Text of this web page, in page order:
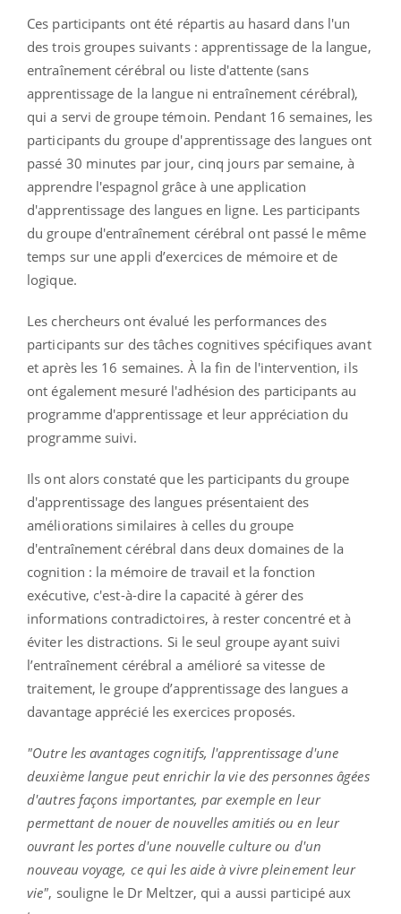
Ces participants ont été répartis au hasard dans l'un
des trois groupes suivants : apprentissage de la langue,
entraînement cérébral ou liste d'attente (sans
apprentissage de la langue ni entraînement cérébral),
qui a servi de groupe témoin. Pendant 16 semaines, les
participants du groupe d'apprentissage des langues ont
passé 30 minutes par jour, cinq jours par semaine, à
apprendre l'espagnol grâce à une application
d'apprentissage des langues en ligne. Les participants
du groupe d'entraînement cérébral ont passé le même
temps sur une appli d’exercices de mémoire et de
logique.
Les chercheurs ont évalué les performances des
participants sur des tâches cognitives spécifiques avant
et après les 16 semaines. À la fin de l'intervention, ils
ont également mesuré l'adhésion des participants au
programme d'apprentissage et leur appréciation du
programme suivi.
Ils ont alors constaté que les participants du groupe
d'apprentissage des langues présentaient des
améliorations similaires à celles du groupe
d'entraînement cérébral dans deux domaines de la
cognition : la mémoire de travail et la fonction
exécutive, c'est-à-dire la capacité à gérer des
informations contradictoires, à rester concentré et à
éviter les distractions. Si le seul groupe ayant suivi
l’entraînement cérébral a amélioré sa vitesse de
traitement, le groupe d’apprentissage des langues a
davantage apprécié les exercices proposés.
"Outre les avantages cognitifs, l'apprentissage d'une
deuxième langue peut enrichir la vie des personnes âgées
d'autres façons importantes, par exemple en leur
permettant de nouer de nouvelles amitiés ou en leur
ouvrant les portes d'une nouvelle culture ou d'un
nouveau voyage, ce qui les aide à vivre pleinement leur
vie", souligne le Dr Meltzer, qui a aussi participé aux